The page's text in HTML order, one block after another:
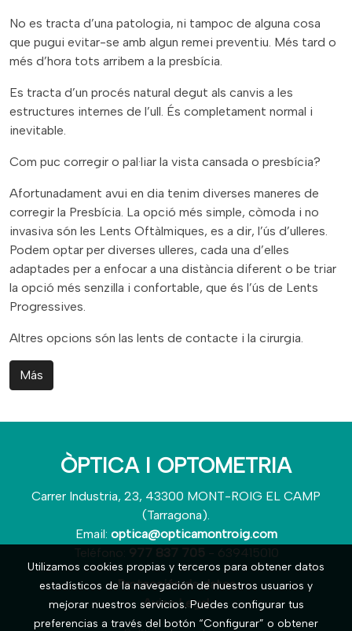
No es tracta d’una patologia, ni tampoc de alguna cosa
que pugui evitar-se amb algun remei preventiu. Més tard o
més d’hora tots arribem a la presbícia.
Es tracta d’un procés natural degut als canvis a les
estructures internes de l’ull. És completament normal i
inevitable.
Com puc corregir o pal·liar la vista cansada o presbícia?
Afortunadament avui en dia tenim diverses maneres de
corregir la Presbícia. La opció més simple, còmoda i no
invasiva són les Lents Oftàlmiques, es a dir, l’ús d’ulleres.
Podem optar per diverses ulleres, cada una d’elles
adaptades per a enfocar a una distància diferent o be triar
la opció més senzilla i confortable, que és l’ús de Lents
Progressives.
Altres opcions són las lents de contacte i la cirurgia.
Más
ÒPTICA I OPTOMETRIA
Carrer Industria, 23, 43300 MONT-ROIG EL CAMP
(Tarragona).
Email: optica@opticamontroig.com
Teléfono: 977 837 705 - 639415010
Protección de datos
Aviso Legal
Utilizamos cookies propias y terceros para obtener datos
estadísticos de la navegación de nuestros usuarios y
mejorar nuestros servicios. Puedes configurar tus
preferencias a través del botón “Configurar” o obtener